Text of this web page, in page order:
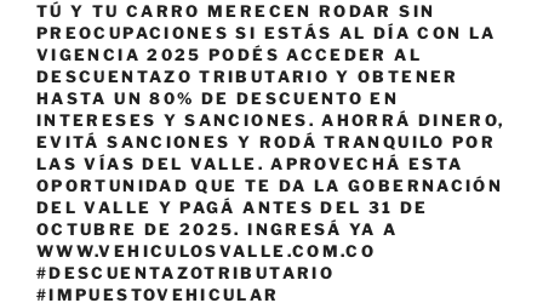
TÚ Y TU CARRO MERECEN RODAR SIN
PREOCUPACIONES SI ESTÁS AL DÍA CON LA
VIGENCIA 2025 PODÉS ACCEDER AL
DESCUENTAZO TRIBUTARIO Y OBTENER
HASTA UN 80% DE DESCUENTO EN
INTERESES Y SANCIONES. AHORRÁ DINERO,
EVITÁ SANCIONES Y RODÁ TRANQUILO POR
LAS VÍAS DEL VALLE. APROVECHÁ ESTA
OPORTUNIDAD QUE TE DA LA GOBERNACIÓN
DEL VALLE Y PAGÁ ANTES DEL 31 DE
OCTUBRE DE 2025. INGRESÁ YA A
WWW.VEHICULOSVALLE.COM.CO
#DESCUENTAZOTRIBUTARIO
#IMPUESTOVEHICULAR